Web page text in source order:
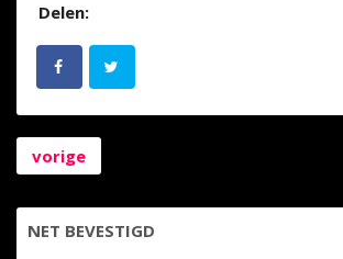
Delen:
vorige
NET BEVESTIGD